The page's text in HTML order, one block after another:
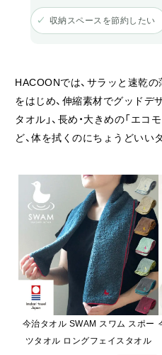
収納スペースを節約したい
HACOONでは、サラッと速乾の
をはじめ、伸縮素材でグッドデ
タオル」、長め・大きめの「エ
ど、体を拭くのにちょうどいい
今治タオル SWAM スワム スポー
ツタオル ロングフェイスタオル